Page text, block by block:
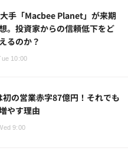
手「Macbee Planet」が来期
。投資家からの信頼低下をど
るのか？
10:00
初の営業赤字87億円！それでも
やす理由
9:00